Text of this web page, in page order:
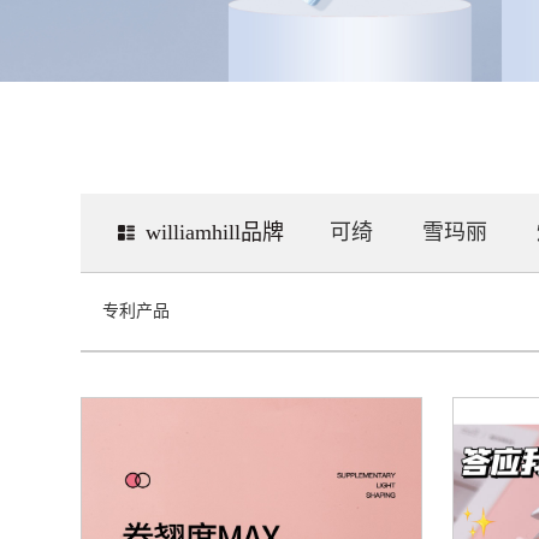
williamhill品牌 可绮 雪玛丽
专利产品